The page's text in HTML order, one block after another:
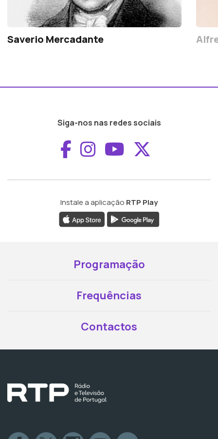
Saverio Mercadante
Siga-nos nas redes sociais
Aceder ao
Aceder ao
Aceder ao
Instale a aplicação RTP Play
Programação
Frequências
Contactos